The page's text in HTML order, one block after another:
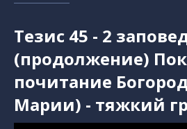
Тезис 45 - 2
(продолжение)
почитание
Марии) - тяжкий